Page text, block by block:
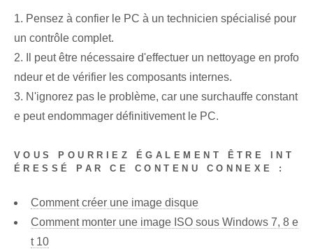
1. Pensez à confier le PC à un technicien spécialisé pour
un contrôle complet.
2. Il peut être nécessaire d'effectuer un nettoyage en profo
ndeur et de vérifier les composants internes.
3. N'ignorez pas le problème, car une surchauffe constant
e peut endommager définitivement le PC.
VOUS POURRIEZ ÉGALEMENT ÊTRE INT
ÉRESSÉ PAR CE CONTENU CONNEXE :
Comment créer une image disque
Comment monter une image ISO sous Windows 7, 8 e
t 10